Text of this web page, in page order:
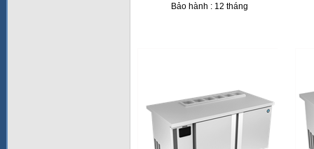
Bảo hành : 12 tháng